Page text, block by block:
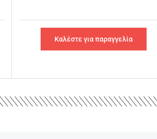
Καλέστε για παραγγελία